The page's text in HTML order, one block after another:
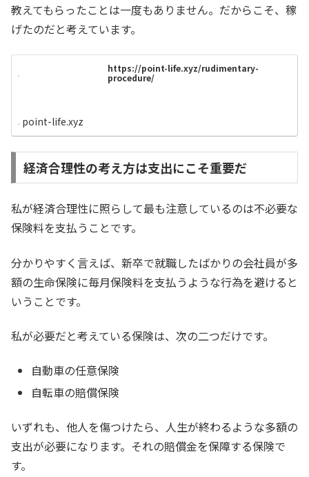
教えてもらったことは一度もありません。だからこそ、稼
げたのだと考えています。
https://point-life.xyz/rudimentary-
procedure/
point-life.xyz
経済合理性の考え方は支出にこそ重要だ
私が経済合理性に照らして最も注意しているのは不必要な
保険料を支払うことです。
分かりやすく言えば、新卒で就職したばかりの会社員が多
額の生命保険に毎月保険料を支払うような行為を避けると
いうことです。
私が必要だと考えている保険は、次の二つだけです。
自動車の任意保険
自転車の賠償保険
いずれも、他人を傷つけたら、人生が終わるような多額の
支出が必要になります。それの賠償金を保障する保険で
す。